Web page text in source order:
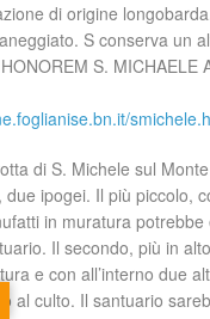
di origine
S conserva un
S. MICHAELE
di S. Michele sul
ipogei. Il più piccolo,
in muratura potrebbe
Il secondo, più in
e con all’interno due
al culto. Il santuario